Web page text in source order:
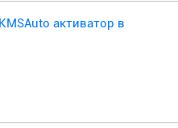
активатор в